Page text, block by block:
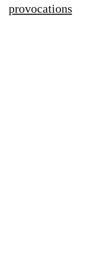
provocations